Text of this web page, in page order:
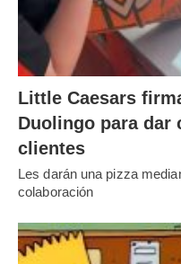
Little Caesars
Duolingo para dar
clientes
Les darán una pizza
colaboración